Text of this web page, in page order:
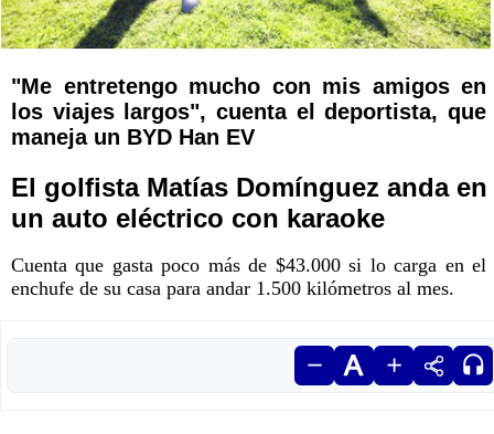
"Me entretengo mucho con mis amigos en
los viajes largos", cuenta el deportista, que
maneja un BYD Han EV
El golfista Matías Domínguez anda en
un auto eléctrico con karaoke
Cuenta que gasta poco más de $43.000 si lo carga en el
enchufe de su casa para andar 1.500 kilómetros al mes.